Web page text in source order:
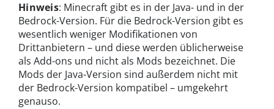
Hinweis: Minecraft gibt es in der Java- und in der
Bedrock-Version. Für die Bedrock-Version gibt es
wesentlich weniger Modifikationen von
Drittanbietern – und diese werden üblicherweise
als Add-ons und nicht als Mods bezeichnet. Die
Mods der Java-Version sind außerdem nicht mit
der Bedrock-Version kompatibel – umgekehrt
genauso.